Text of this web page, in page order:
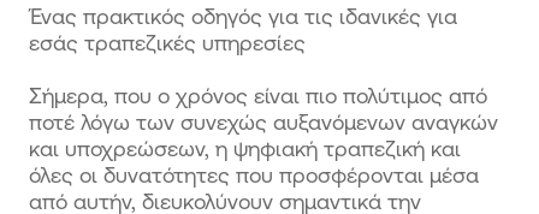
Ένας πρακτικός οδηγός για τις ιδανικές για
εσάς τραπεζικές υπηρεσίες
Σήμερα, που ο χρόνος είναι πιο πολύτιμος από
ποτέ λόγω των συνεχώς αυξανόμενων αναγκών
και υποχρεώσεων, η ψηφιακή τραπεζική και
όλες οι δυνατότητες που προσφέρονται μέσα
από αυτήν, διευκολύνουν σημαντικά την